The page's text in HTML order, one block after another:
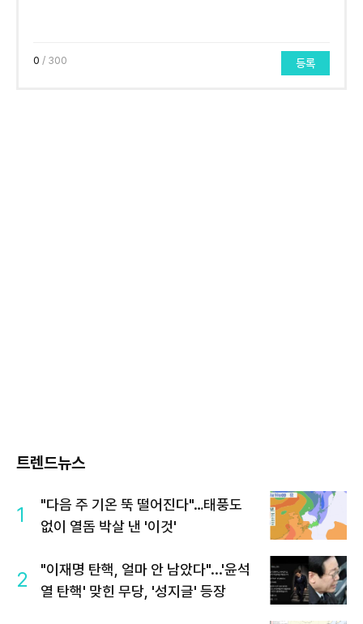
0 / 300 등록
트렌드뉴스
1
"다음 주 기온 뚝 떨어진다"…태풍도
없이 열돔 박살 낸 '이것'
2
"이재명 탄핵, 얼마 안 남았다"...'윤석
열 탄핵' 맞힌 무당, '성지글' 등장